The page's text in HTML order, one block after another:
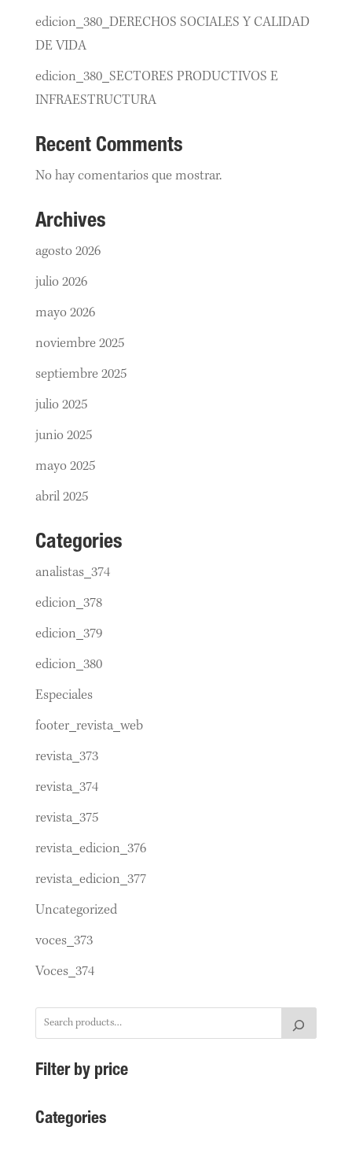
edicion_380_DERECHOS SOCIALES Y CALIDAD
DE VIDA
edicion_380_SECTORES PRODUCTIVOS E
INFRAESTRUCTURA
Recent Comments
No hay comentarios que mostrar.
Archives
agosto 2026
julio 2026
mayo 2026
noviembre 2025
septiembre 2025
julio 2025
junio 2025
mayo 2025
abril 2025
Categories
analistas_374
edicion_378
edicion_379
edicion_380
Especiales
footer_revista_web
revista_373
revista_374
revista_375
revista_edicion_376
revista_edicion_377
Uncategorized
voces_373
Voces_374
Filter by price
Categories